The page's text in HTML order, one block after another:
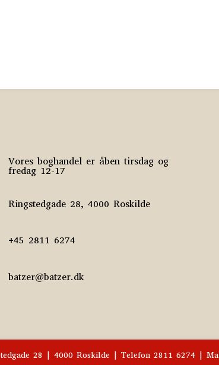
Vores boghandel er åben tirsdag og
fredag 12-17
Ringstedgade 28, 4000 Roskilde
+45 2811 6274
batzer@batzer.dk
28 | 4000 Roskilde | Telefon 2811 6274 |